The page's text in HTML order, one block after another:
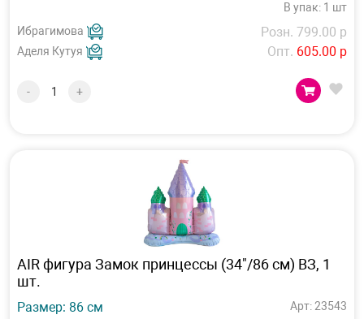
В упак: 1 шт
Ибрагимова
Аделя Кутуя
Розн. 799.00 р
Опт. 605.00 р
- +
AIR фигура Замок принцессы (34"/86 см) ВЗ, 1
шт.
Размер: 86 см
Арт: 23543